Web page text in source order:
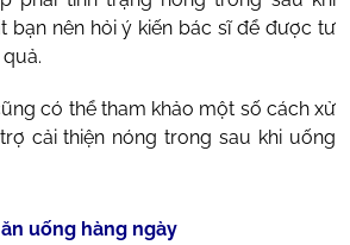
bạn nên hỏi ý kiến bác sĩ để được tư
có thể tham khảo một số cách xử
cải thiện nóng trong sau khi uống
uống hàng ngày